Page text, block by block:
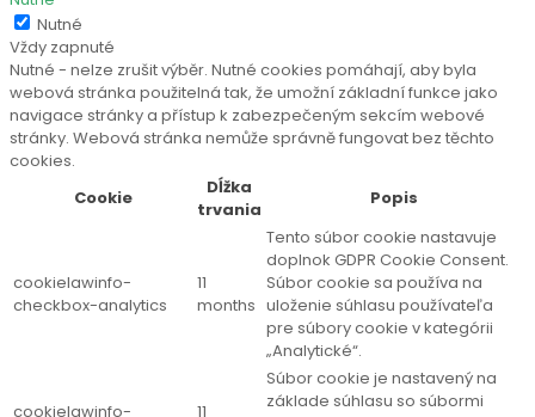
Nutné
Vždy zapnuté
Nutné - nelze zrušit výběr. Nutné cookies pomáhají, aby byla
webová stránka použitelná tak, že umožní základní funkce jako
navigace stránky a přístup k zabezpečeným sekcím webové
stránky. Webová stránka nemůže správně fungovat bez těchto
cookies.
Cookie
Dĺžka
trvania
Popis
cookielawinfo-
checkbox-analytics
11
months
Tento súbor cookie nastavuje
doplnok GDPR Cookie Consent.
Súbor cookie sa používa na
uloženie súhlasu používateľa
pre súbory cookie v kategórii
„Analytické“.
cookielawinfo- 11
Súbor cookie je nastavený na
základe súhlasu so súbormi